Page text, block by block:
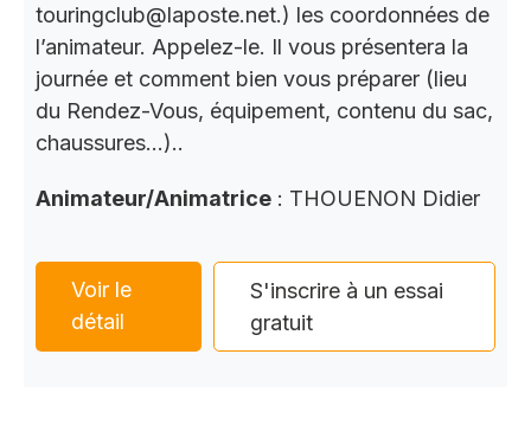
touringclub@laposte.net.) les coordonnées de
l’animateur. Appelez-le. Il vous présentera la
journée et comment bien vous préparer (lieu
du Rendez-Vous, équipement, contenu du sac,
chaussures…)..
Animateur/Animatrice : THOUENON Didier
Voir le
détail
S'inscrire à un essai
gratuit